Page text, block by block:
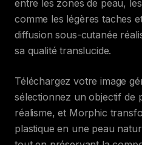
entre les zones de peau,
comme les légères taches
diffusion sous-cutanée
sa qualité translucide.
Téléchargez votre image
sélectionnez un objectif de
réalisme, et Morphic
plastique en une peau